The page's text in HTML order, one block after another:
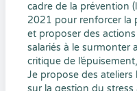
cadre de la prévention
2021 pour renforcer la
et proposer des
salariés à le surmonter
critique de
Je propose des
sur la gestion du stress